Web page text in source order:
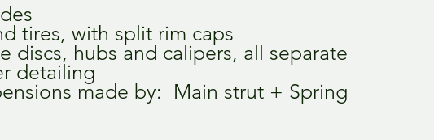
tires, with split rim caps
discs, hubs and calipers, all separate
detailing
made by: Main strut + Spring